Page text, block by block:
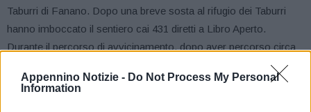
Appennino Notizie - Do Not Process My Personal
Information
Taburri di Fanano. Dopo una breve sosta al rifugio dei Taburri
hanno imboccato il sentiero cai 431 diretti a Libro Aperto.
Durante il percorso di avvicinamento, dopo aver percorso circa
2000 metri si sono fermati a fare una sosta e la bambina con il
fratellino si sono messi a giocare. I genitori vedono tornare la